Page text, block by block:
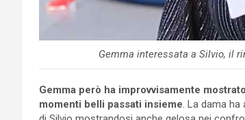
Gemma interessata a Silvio, il
Gemma però ha improvvisamente
momenti belli passati insieme. La dama